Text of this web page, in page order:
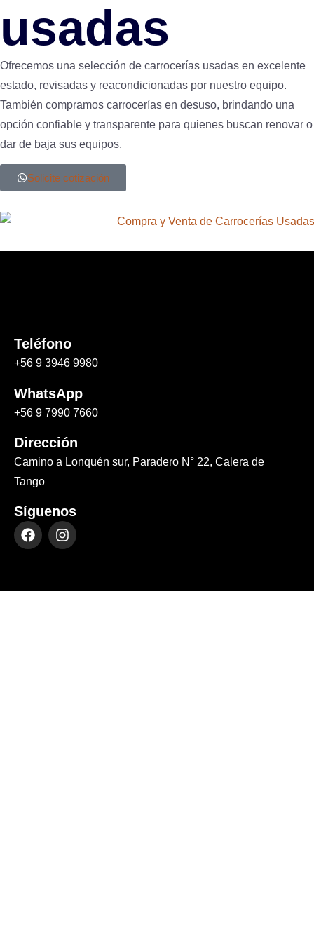
usadas
Ofrecemos una selección de carrocerías usadas en excelente
estado, revisadas y reacondicionadas por nuestro equipo.
También compramos carrocerías en desuso, brindando una
opción confiable y transparente para quienes buscan renovar o
dar de baja sus equipos.
Solicite cotización
Teléfono
+56 9 3946 9980
WhatsApp
+56 9 7990 7660
Dirección
Camino a Lonquén sur, Paradero N° 22, Calera de
Tango
Síguenos